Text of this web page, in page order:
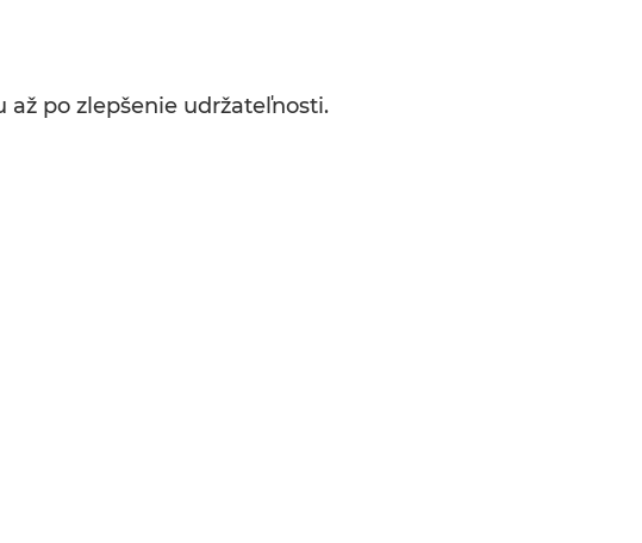
až po zlepšenie udržateľnosti.